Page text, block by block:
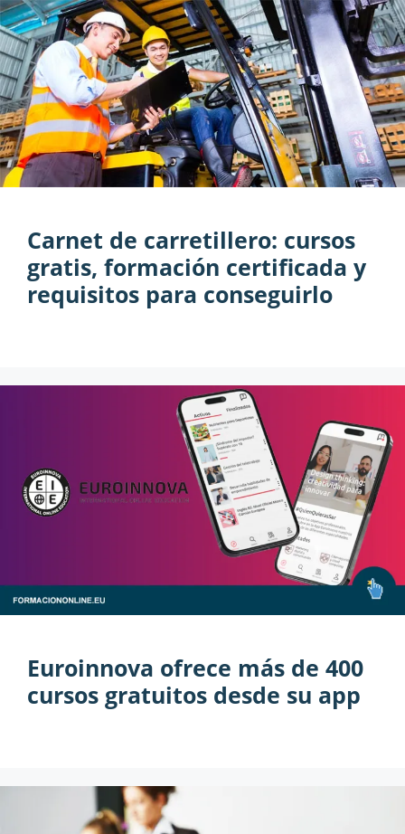
Carnet de carretillero: cursos
gratis, formación certificada y
requisitos para conseguirlo
Euroinnova ofrece más de 400
cursos gratuitos desde su app